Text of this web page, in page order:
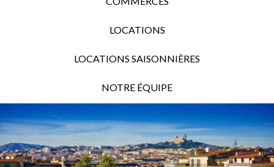
LOCATIONS
LOCATIONS SAISONNIÈRES
NOTRE ÉQUIPE